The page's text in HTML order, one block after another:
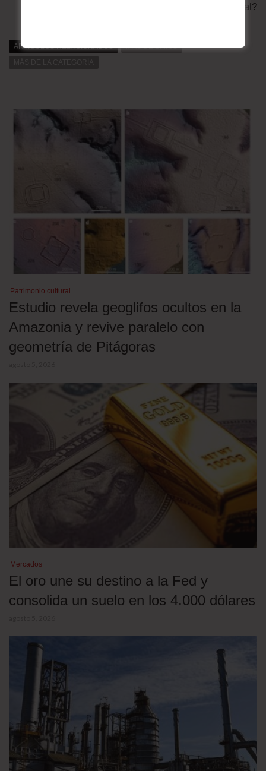
geopolítico global?
ARTÍCULOS RELACIONADOS
MÁS DE DAT0S
Patrimonio cultural
Estudio revela geoglifos ocultos en la
Amazonia y revive paralelo con
geometría de Pitágoras
Mercados
El oro une su destino a la Fed y
consolida un suelo en los 4.000 dólares